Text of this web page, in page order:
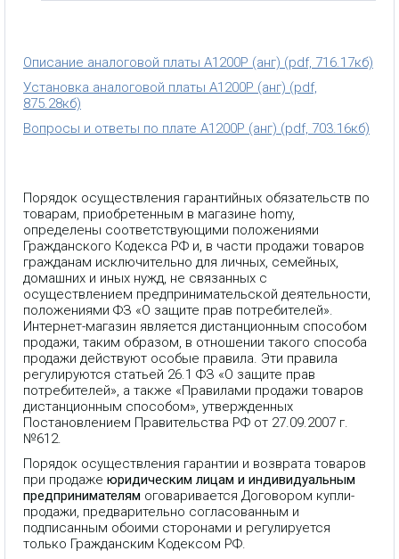
Описание аналоговой платы A1200Р (анг) (pdf, 716.17кб)
Установка аналоговой платы A1200Р (анг) (pdf,
875.28кб)
Вопросы и ответы по плате А1200Р (анг) (pdf, 703.16кб)
Порядок осуществления гарантийных обязательств по
товарам, приобретенным в магазине homy,
определены соответствующими положениями
Гражданского Кодекса РФ и, в части продажи товаров
гражданам исключительно для личных, семейных,
домашних и иных нужд, не связанных с
осуществлением предпринимательской деятельности,
положениями ФЗ «О защите прав потребителей».
Интернет-магазин является дистанционным способом
продажи, таким образом, в отношении такого способа
продажи действуют особые правила. Эти правила
регулируются статьей 26.1 ФЗ «О защите прав
потребителей», а также «Правилами продажи товаров
дистанционным способом», утвержденных
Постановлением Правительства РФ от 27.09.2007 г.
№612.
Порядок осуществления гарантии и возврата товаров
при продаже юридическим лицам и индивидуальным
предпринимателям оговаривается Договором купли-
продажи, предварительно согласованным и
подписанным обоими сторонами и регулируется
только Гражданским Кодексом РФ.